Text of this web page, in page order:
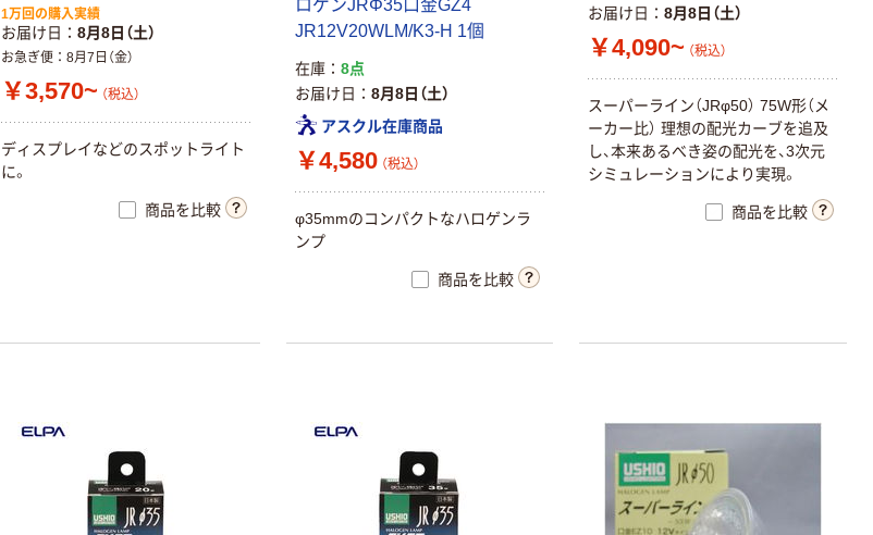
1万回の購入実績
お届け日 8月8日（土）
お急ぎ便 8月7日（金）
￥3,570~ （税込）
ディスプレイなどのスポットライト
に。
商品を比較
ロゲンJRΦ35口金GZ4
JR12V20WLM/K3-H 1個
在庫
8点
お届け日
8月8日（土）
アスクル在庫商品
￥4,580 （税込）
φ35mmのコンパクトなハロゲンラ
ンプ
商品を比較
お届け日 8月8日（土）
￥4,090~ （税込）
スーパーライン（JRφ50） 75W形（メ
ーカー比） 理想の配光カーブを追及
し、本来あるべき姿の配光を、3次元
シミュレーションにより実現。
商品を比較